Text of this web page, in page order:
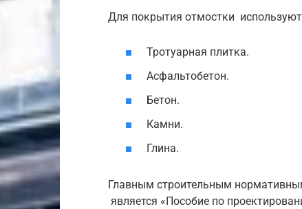
Для покрытия отмостки
Тротуарная плитка.
Асфальтобетон.
Бетон.
Камни.
Глина.
Главным строительным
является «Пособие по